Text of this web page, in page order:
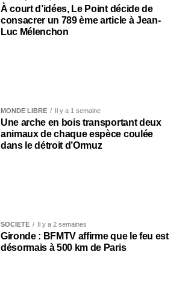
À court d’idées, Le Point décide de
consacrer un 789 ème article à Jean-
Luc Mélenchon
MONDE LIBRE Il y a 1 semaine
Une arche en bois transportant deux
animaux de chaque espèce coulée
dans le détroit d’Ormuz
SOCIÉTÉ Il y a 2 semaines
Gironde : BFMTV affirme que le feu est
désormais à 500 km de Paris